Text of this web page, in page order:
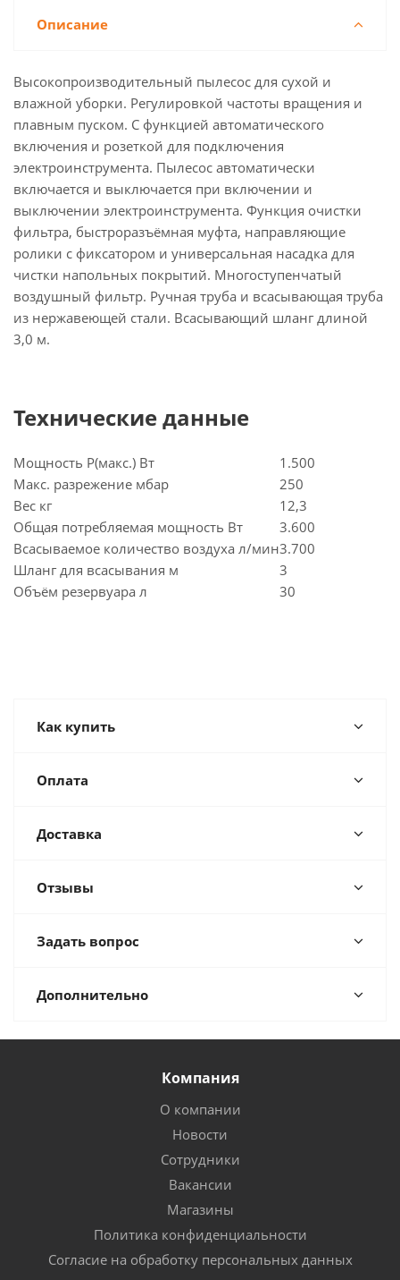
Описание
Высокопроизводительный пылесос для сухой и
влажной уборки. Регулировкой частоты вращения и
плавным пуском. С функцией автоматического
включения и розеткой для подключения
электроинструмента. Пылесос автоматически
включается и выключается при включении и
выключении электроинструмента. Функция очистки
фильтра, быстроразъёмная муфта, направляющие
ролики с фиксатором и универсальная насадка для
чистки напольных покрытий. Многоступенчатый
воздушный фильтр. Ручная труба и всасывающая труба
из нержавеющей стали. Всасывающий шланг длиной
3,0 м.
Технические данные
Мощность Р(макс.) Вт
1.500
Макс. разрежение мбар
250
Вес кг
12,3
Общая потребляемая мощность Вт
3.600
Всасываемое количество воздуха л/мин3.700
Шланг для всасывания м
3
Объём резервуара л
30
Как купить
Оплата
Доставка
Отзывы
Задать вопрос
Дополнительно
Компания
О компании
Новости
Сотрудники
Вакансии
Магазины
Политика конфиденциальности
Согласие на обработку персональных данных